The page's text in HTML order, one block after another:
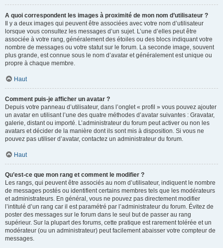
A quoi correspondent les images à proximité de mon nom d’utilisateur ?
Il y a deux images qui peuvent être associées avec votre nom d’utilisateur
lorsque vous consultez les messages d’un sujet. L’une d’elles peut être
associée à votre rang, généralement des étoiles ou des blocs indiquant votre
nombre de messages ou votre statut sur le forum. La seconde image, souvent
plus grande, est connue sous le nom d’avatar et généralement est unique ou
propre à chaque membre.
Haut
Comment puis-je afficher un avatar ?
Depuis votre panneau d’utilisateur, dans l’onglet « profil » vous pouvez ajouter
un avatar en utilisant l’une des quatre méthodes d’avatar suivantes : Gravatar,
galerie, distant ou importé. L’administrateur du forum peut activer ou non les
avatars et décider de la manière dont ils sont mis à disposition. Si vous ne
pouvez pas utiliser d’avatar, contactez un administrateur du forum.
Haut
Qu’est-ce que mon rang et comment le modifier ?
Les rangs, qui peuvent être associés au nom d’utilisateur, indiquent le nombre
de messages postés ou identifient certains membres tels que les modérateurs
et administrateurs. En général, vous ne pouvez pas directement modifier
l’intitulé d’un rang car il est paramétré par l’administrateur du forum. Évitez de
poster des messages sur le forum dans le seul but de passer au rang
supérieur. Sur la plupart des forums, cette pratique est rarement tolérée et un
modérateur (ou un administrateur) peut facilement abaisser votre compteur de
messages.